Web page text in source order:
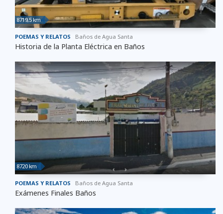
8719,5 km
POEMAS Y RELATOS Baños de Agua Santa
Historia de la Planta Eléctrica en Baños
8720 km
POEMAS Y RELATOS Baños de Agua Santa
Exámenes Finales Baños